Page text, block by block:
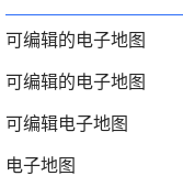
可编辑的电子地图
可编辑的电子地图
可编辑电子地图
电子地图